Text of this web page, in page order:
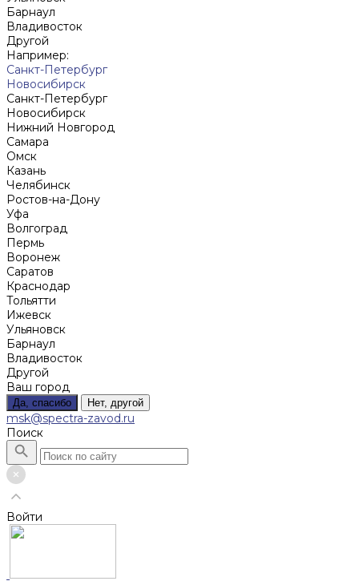
Барнаул
Владивосток
Другой
Например:
Санкт-Петербург
Новосибирск
Санкт-Петербург
Новосибирск
Нижний Новгород
Cамара
Омск
Казань
Челябинск
Ростов-на-Дону
Уфа
Волгоград
Пермь
Воронеж
Саратов
Краснодар
Тольятти
Ижевск
Ульяновск
Барнаул
Владивосток
Другой
Ваш город
Да, спасибо Нет, другой
msk@spectra-zavod.ru
Поиск
Войти